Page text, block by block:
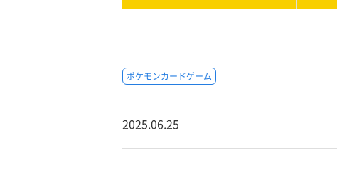
ポケモンカードゲーム
2025.06.25